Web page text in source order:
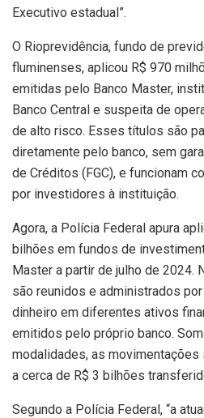
Executivo estadual”.
O Rioprevidência, fundo de
fluminenses, aplicou R$ 970
emitidas pelo Banco Master,
Banco Central e suspeita de
de alto risco. Esses títulos são
diretamente pelo banco, sem
de Créditos (FGC), e funcionam
por investidores à instituição.
Agora, a Polícia Federal apura
bilhões em fundos de
Master a partir de julho de 2024.
são reunidos e administrados
dinheiro em diferentes ativos
emitidos pelo próprio banco.
modalidades, as
a cerca de R$ 3 bilhões
Segundo a Polícia Federal, “a